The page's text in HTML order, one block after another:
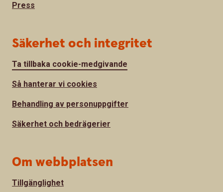
Press
Säkerhet och integritet
Ta tillbaka cookie-medgivande
Så hanterar vi cookies
Behandling av personuppgifter
Säkerhet och bedrägerier
Om webbplatsen
Tillgänglighet